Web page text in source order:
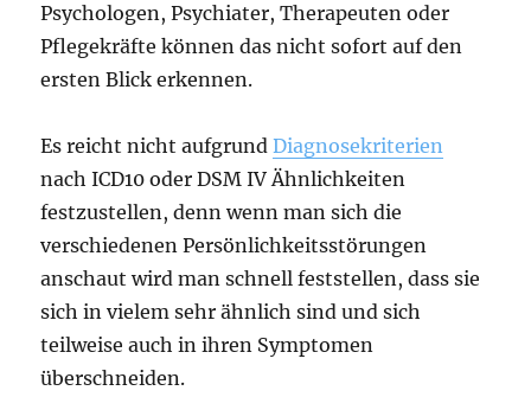
Psychologen, Psychiater, Therapeuten oder
Pflegekräfte können das nicht sofort auf den
ersten Blick erkennen.
Es reicht nicht aufgrundDiagnosekriterien
nach ICD10 oder DSM IV Ähnlichkeiten
festzustellen, denn wenn man sich die
verschiedenen Persönlichkeitsstörungen
anschaut wird man schnell feststellen, dass sie
sich in vielem sehr ähnlich sind und sich
teilweise auch in ihren Symptomen
überschneiden.